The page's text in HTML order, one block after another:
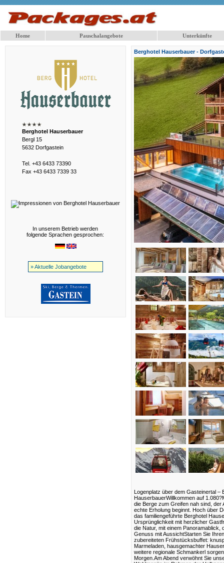
Home Pauschalangebote Unterkünfte
Berghotel Hauserbauer
Bergl 15
5632 Dorfgastein
Tel. +43 6433 73390
Fax +43 6433 7339 33
In unserem Betrieb werden
folgende Sprachen gesprochen:
» Aktuelle Jobangebote
Berghotel Hauserbauer -
Logenplatz über dem Gasteinertal –
HauserbauerWillkommen auf
die Berge zum Greifen nah sind, der
echte Erholung beginnt. Hoch über
das familiengeführte Berghotel
Ursprünglichkeit mit herzlicher
die Natur, mit einem Panoramablick,
Genuss mit AussichtStarten Sie
zubereiteten Frühstücksbuffet:
Marmeladen, hausgemachter
weitere regionale Schmankerl
Morgen.Am Abend verwöhnt Sie